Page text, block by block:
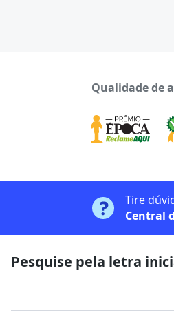
Qualidade de
Tire
Central
Pesquise pela letra